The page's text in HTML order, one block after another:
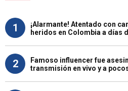
1
¡Alarmante! Atentado con
heridos en Colombia a días
2
Famoso influencer fue
transmisión en vivo y a